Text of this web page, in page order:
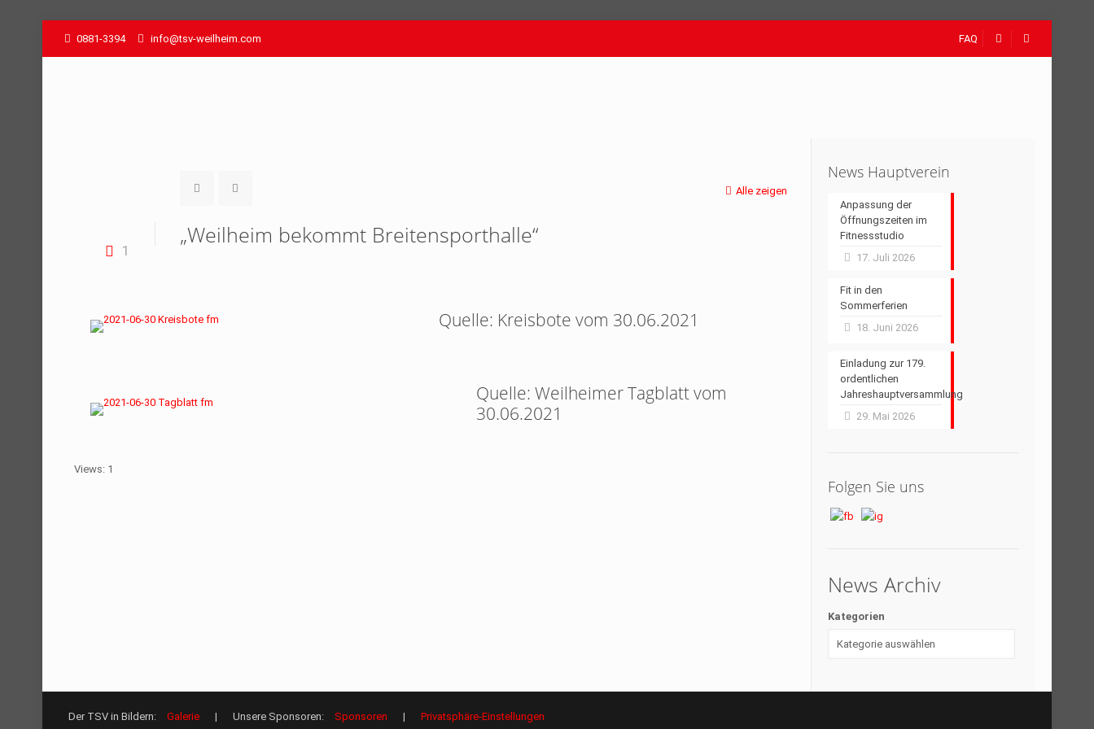
0881-3394 info@tsv-weilheim.com FAQ
Alle zeigen
1
„Weilheim bekommt Breitensporthalle“
Quelle: Kreisbote vom 30.06.2021
Quelle: Weilheimer Tagblatt vom
30.06.2021
Views: 1
News Hauptverein
Anpassung der
Öffnungszeiten im
Fitnessstudio
17. Juli 2026
Fit in den
Sommerferien
18. Juni 2026
Einladung zur 179.
ordentlichen
Jahreshauptversammlung
29. Mai 2026
Folgen Sie uns
News Archiv
Kategorien
Der TSV in Bildern: Galerie | Unsere Sponsoren: Sponsoren | Privatsphäre-Einstellungen